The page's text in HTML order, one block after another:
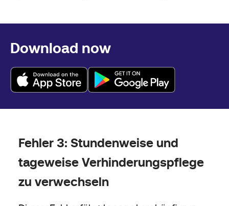
Download now
Fehler 3: Stundenweise und
tageweise Verhinderungspflege
zu verwechseln